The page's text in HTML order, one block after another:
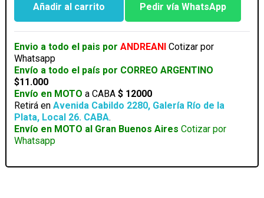
IMPRESORA
PANTUM
P2509W
LASER
MONOCROMO
cantidad
Añadir al carrito Pedir vía WhatsApp
Envio a todo el pais por ANDREANI Cotizar por
Whatsapp
Envío a todo el país por CORREO ARGENTINO
$11.000
Envío en MOTO a CABA$ 12000
Retirá enAvenida Cabildo 2280, Galería Río de la
Plata, Local 26. CABA.
Envío en MOTO al Gran Buenos Aires Cotizar por
Whatsapp